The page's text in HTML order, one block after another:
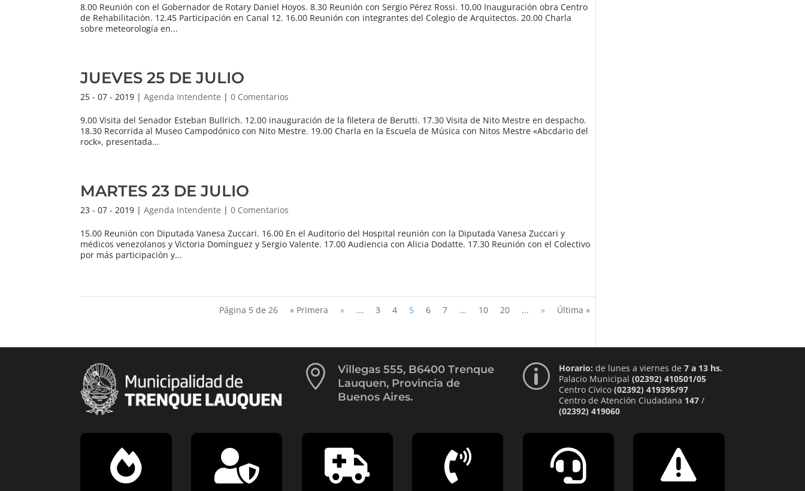
8.00 Reunión con el Gobernador de Rotary Daniel Hoyos. 8.30 Reunión con Sergio Pérez Rossi. 10.00 Inauguración obra Centro
de Rehabilitaciòn. 12.45 Participación en Canal 12. 16.00 Reunión con integrantes del Colegio de Arquitectos. 20.00 Charla
sobre meteorología en...
JUEVES 25 DE JULIO
25 - 07 - 2019 |Agenda Intendente |0 Comentarios
9.00 Visita del Senador Esteban Bullrich. 12.00 inauguración de la filetera de Berutti. 17.30 Visita de Nito Mestre en despacho.
18.30 Recorrida al Museo Campodónico con Nito Mestre. 19.00 Charla en la Escuela de Música con Nitos Mestre «Abcdario del
rock», presentada...
MARTES 23 DE JULIO
23 - 07 - 2019 |Agenda Intendente |0 Comentarios
15.00 Reunión con Diputada Vanesa Zuccari. 16.00 En el Auditorio del Hospital reunión con la Diputada Vanesa Zuccari y
médicos venezolanos y Victoria Domínguez y Sergio Valente. 17.00 Audiencia con Alicia Dodatte. 17.30 Reunión con el Colectivo
por más participaciòn y...
Página 5 de 26 « Primera « ... 3 4 5 6 7 ... 10 20 ... » Última »

Villegas 555, B6400 Trenque
Lauquen, Provincia de
Buenos Aires.
p Horario: de lunes a viernes de 7 a 13 hs.
Palacio Municipal (02392) 410501/05
Centro Cívico (02392) 419395/97
Centro de Atención Ciudadana 147/
(02392) 419060
     